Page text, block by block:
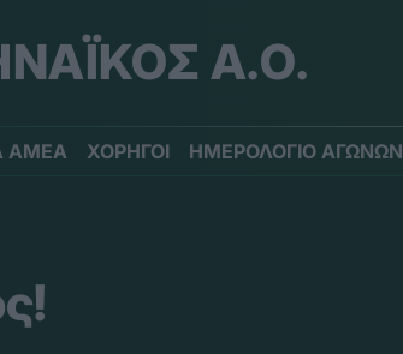
Α.Ο.
ΑΜΕΑ ΧΟΡΗΓΟΙ ΗΜΕΡΟΛΟΓΙΟ ΑΓΩΝΩΝ